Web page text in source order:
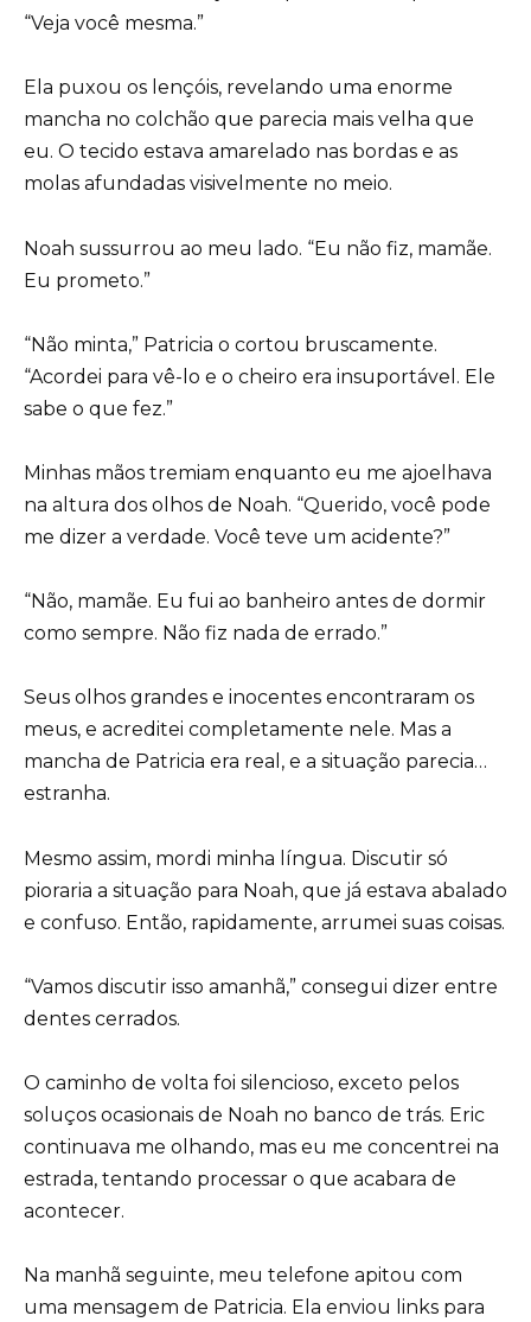
“Veja você mesma.”
Ela puxou os lençóis, revelando uma enorme
mancha no colchão que parecia mais velha que
eu. O tecido estava amarelado nas bordas e as
molas afundadas visivelmente no meio.
Noah sussurrou ao meu lado. “Eu não fiz, mamãe.
Eu prometo.”
“Não minta,” Patricia o cortou bruscamente.
“Acordei para vê-lo e o cheiro era insuportável. Ele
sabe o que fez.”
Minhas mãos tremiam enquanto eu me ajoelhava
na altura dos olhos de Noah. “Querido, você pode
me dizer a verdade. Você teve um acidente?”
“Não, mamãe. Eu fui ao banheiro antes de dormir
como sempre. Não fiz nada de errado.”
Seus olhos grandes e inocentes encontraram os
meus, e acreditei completamente nele. Mas a
mancha de Patricia era real, e a situação parecia…
estranha.
Mesmo assim, mordi minha língua. Discutir só
pioraria a situação para Noah, que já estava abalado
e confuso. Então, rapidamente, arrumei suas coisas.
“Vamos discutir isso amanhã,” consegui dizer entre
dentes cerrados.
O caminho de volta foi silencioso, exceto pelos
soluços ocasionais de Noah no banco de trás. Eric
continuava me olhando, mas eu me concentrei na
estrada, tentando processar o que acabara de
acontecer.
Na manhã seguinte, meu telefone apitou com
uma mensagem de Patricia. Ela enviou links para